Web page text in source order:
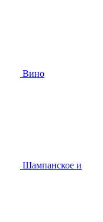
Вино
Шампанское и